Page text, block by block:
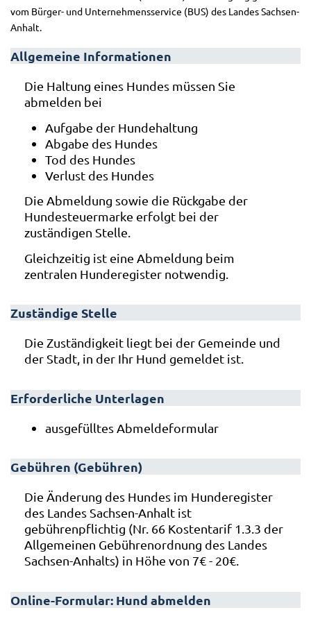
vom Bürger- und Unternehmensservice (BUS) des Landes Sachsen-
Anhalt.
Allgemeine Informationen
Die Haltung eines Hundes müssen Sie
abmelden bei
Aufgabe der Hundehaltung
Abgabe des Hundes
Tod des Hundes
Verlust des Hundes
Die Abmeldung sowie die Rückgabe der
Hundesteuermarke erfolgt bei der
zuständigen Stelle.
Gleichzeitig ist eine Abmeldung beim
zentralen Hunderegister notwendig.
Zuständige Stelle
Die Zuständigkeit liegt bei der Gemeinde und
der Stadt, in der Ihr Hund gemeldet ist.
Erforderliche Unterlagen
ausgefülltes Abmeldeformular
Gebühren (Gebühren)
Die Änderung des Hundes im Hunderegister
des Landes Sachsen-Anhalt ist
gebührenpflichtig (Nr. 66 Kostentarif 1.3.3 der
Allgemeinen Gebührenordnung des Landes
Sachsen-Anhalts) in Höhe von 7€ - 20€.
Online-Formular: Hund abmelden